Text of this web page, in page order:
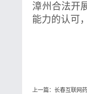
漳州合法开
能力的认可
上一篇：长春互联网